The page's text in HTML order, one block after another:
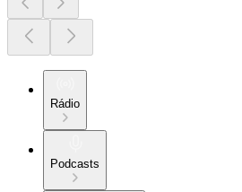
Rádio
Podcasts